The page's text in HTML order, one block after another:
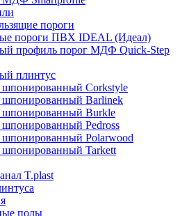
пороги
пороги ПВХ IDEAL (Идеал)
профиль порог МДФ Quick-Step
плинтус
Corkstyle
Barlinek
шпонированный Burkle
Pedross
Polarwood
Tarkett
T.plast
полы